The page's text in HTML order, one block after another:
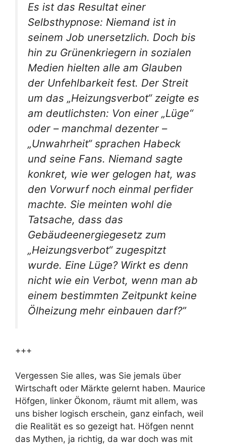
Es ist das Resultat einer
Selbsthypnose: Niemand ist in
seinem Job unersetzlich. Doch bis
hin zu Grünenkriegern in sozialen
Medien hielten alle am Glauben
der Unfehlbarkeit fest. Der Streit
um das „Heizungsverbot“ zeigte es
am deutlichsten: Von einer „Lüge“
oder – manchmal dezenter –
„Unwahrheit“ sprachen Habeck
und seine Fans. Niemand sagte
konkret, wie wer gelogen hat, was
den Vorwurf noch einmal perfider
machte. Sie meinten wohl die
Tatsache, dass das
Gebäudeenergiegesetz zum
„Heizungsverbot“ zugespitzt
wurde. Eine Lüge? Wirkt es denn
nicht wie ein Verbot, wenn man ab
einem bestimmten Zeitpunkt keine
Ölheizung mehr einbauen darf?”
+++
Vergessen Sie alles, was Sie jemals über
Wirtschaft oder Märkte gelernt haben. Maurice
Höfgen, linker Ökonom, räumt mit allem, was
uns bisher logisch erschein, ganz einfach, weil
die Realität es so gezeigt hat. Höfgen nennt
das Mythen, ja richtig, da war doch was mit